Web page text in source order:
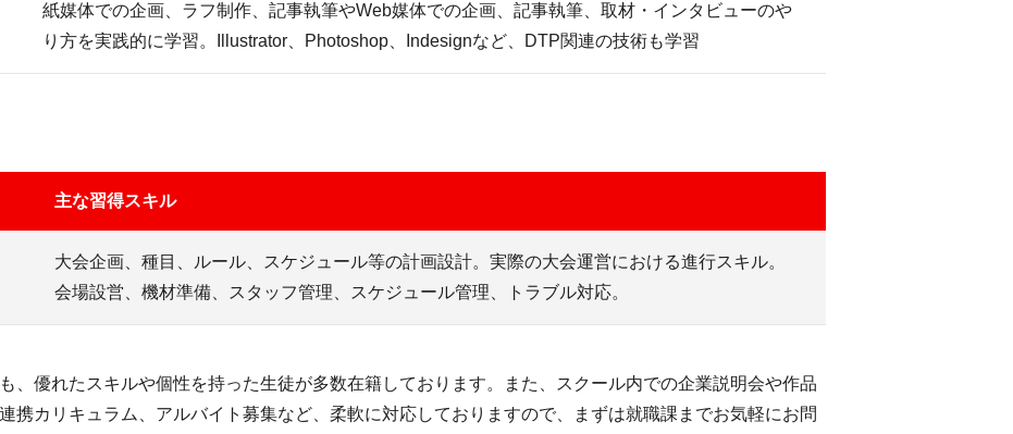
紙媒体での企画、ラフ制作、記事執筆やWeb媒体での企画、記事執筆、取材・インタビューのや
り方を実践的に学習。Illustrator、Photoshop、Indesignなど、DTP関連の技術も学習
主な習得スキル
大会企画、種目、ルール、スケジュール等の計画設計。実際の大会運営における進行スキル。
会場設営、機材準備、スタッフ管理、スケジュール管理、トラブル対応。
、優れたスキルや個性を持った生徒が多数在籍しております。また、スクール内での企業説明会や作品
携カリキュラム、アルバイト募集など、柔軟に対応しておりますので、まずは就職課までお気軽にお問